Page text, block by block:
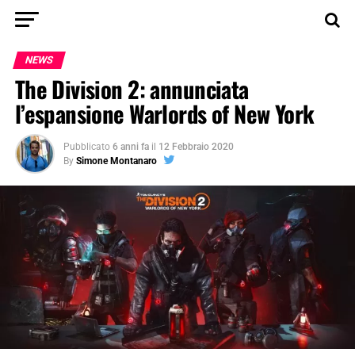
NEWS
The Division 2: annunciata
l’espansione Warlords of New York
Pubblicato 6 anni fa il 12 Febbraio 2020
By Simone Montanaro